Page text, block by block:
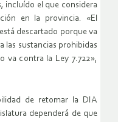
incluído el que considera
en la provincia. «El
descartado porque va
las sustancias prohibidas
va contra la Ley 7.722»,
de retomar la DIA
dependerá de que